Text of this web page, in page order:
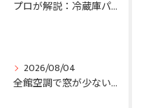
プロが解説：冷蔵庫パッキン＆キッチンのカビ対策—原因と再発防止で食品衛生を守る
2026/08/04
全館空調で窓が少ない住宅はカビリスクに要注意 — 専門家が語るホルムアルデヒド・アセトアルデヒドと室内空気の課題